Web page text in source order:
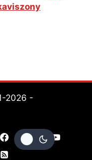
2026 -